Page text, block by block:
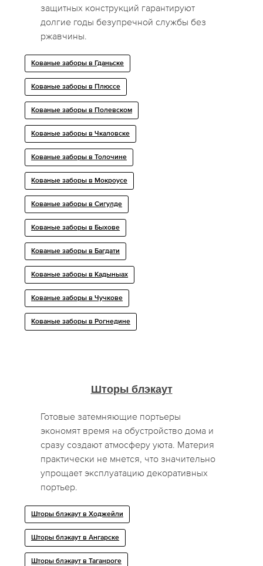
защитных конструкций гарантируют
долгие годы безупречной службы без
ржавчины.
Кованые заборы в Гданьске
Кованые заборы в Плюссе
Кованые заборы в Полевском
Кованые заборы в Чкаловске
Кованые заборы в Толочине
Кованые заборы в Мокроусе
Кованые заборы в Сигулде
Кованые заборы в Быхове
Кованые заборы в Багдати
Кованые заборы в Кадыныах
Кованые заборы в Чучкове
Кованые заборы в Рогнедине
Шторы блэкаут
Готовые затемняющие портьеры
экономят время на обустройство дома и
сразу создают атмосферу уюта. Материя
практически не мнется, что значительно
упрощает эксплуатацию декоративных
портьер.
Шторы блэкаут в Ходжейли
Шторы блэкаут в Ангарске
Шторы блэкаут в Таганроге